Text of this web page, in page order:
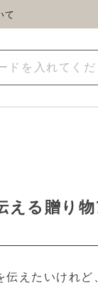
て
える贈り
伝えたいけれ